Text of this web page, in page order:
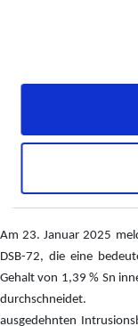
breiteren
0,13% Sn
0,11 % Sn
Am 23. Januar 2025
DSB-72, die eine
Gehalt von 1,39 % Sn
durchschneidet.
ausgedehnten